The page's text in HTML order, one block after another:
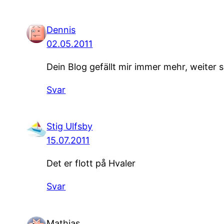
Dennis
02.05.2011
Dein Blog gefällt mir immer mehr, weiter
Svar
Stig Ulfsby
15.07.2011
Det er flott på Hvaler
Svar